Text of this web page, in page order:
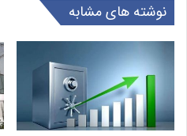
نوشته های مشابه